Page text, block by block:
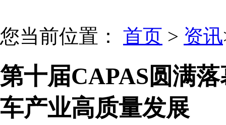
您当前位置： 首页 > 资讯
第十届CAPAS圆满
车产业高质量发展